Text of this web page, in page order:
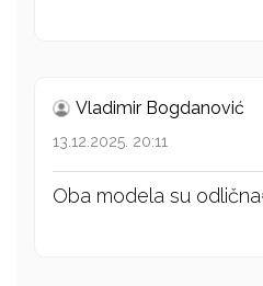
Vladimir Bogdanović
13.12.2025. 20:11
Oba modela su